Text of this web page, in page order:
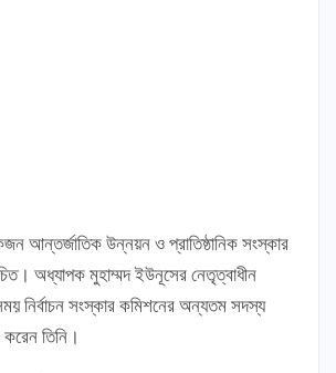
আন্তর্জাতিক উন্নয়ন ও প্রাতিষ্ঠানিক সংস্কার
অধ্যাপক মুহাম্মদ ইউনূসের নেতৃত্বাধীন
নির্বাচন সংস্কার কমিশনের অন্যতম সদস্য
করেন তিনি।